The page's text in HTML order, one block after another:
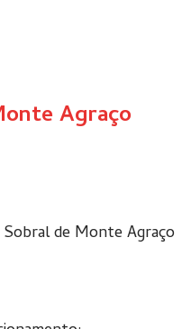
Agraço
Sobral de Monte Agraço